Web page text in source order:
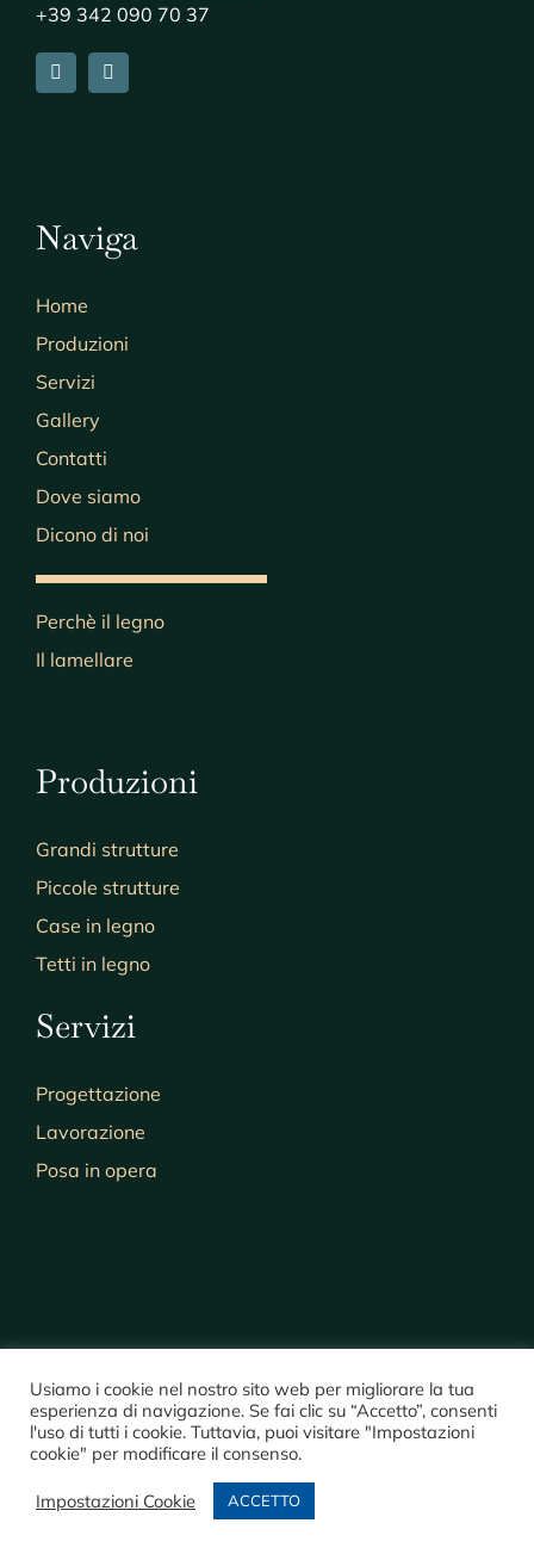
+39 342 090 70 37
Naviga
Home
Produzioni
Servizi
Gallery
Contatti
Dove siamo
Dicono di noi
Perchè il legno
Il lamellare
Produzioni
Grandi strutture
Piccole strutture
Case in legno
Tetti in legno
Servizi
Progettazione
Lavorazione
Posa in opera
© Copyright 2021 -2026 |EdilWOOD P.I.: 02729140927| Tutti i diritti
riservati | Sito sviluppato daImedia di Giulio Lai & C sas
Privacy Policy|Cookie Policy
Usiamo i cookie nel nostro sito web per migliorare la tua
esperienza di navigazione. Se fai clic su “Accetto”, consenti
l'uso di tutti i cookie. Tuttavia, puoi visitare "Impostazioni
cookie" per modificare il consenso.
Impostazioni Cookie ACCETTO